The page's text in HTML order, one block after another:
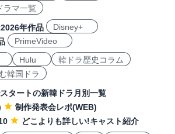
ラマ一覧
年作品
Disney+
PrimeVideo
Hulu
韓ドラ歴史コラム
韓国ドラ
タートの新韓ドラ月別一覧
制作発表会レポ(WEB)
どこよりも詳しい!キャスト紹介